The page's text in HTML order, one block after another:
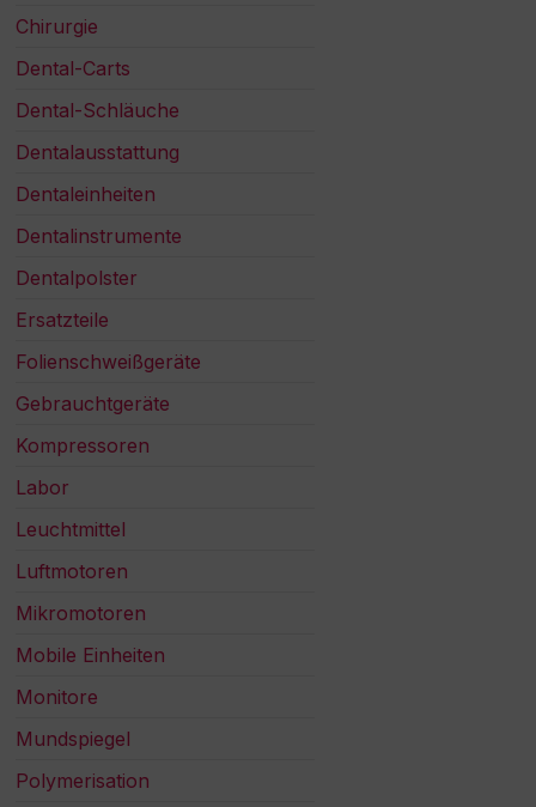
Chirurgie
Dental-Carts
Dental-Schläuche
Dentalausstattung
Dentaleinheiten
Dentalinstrumente
Dentalpolster
Ersatzteile
Folienschweißgeräte
Gebrauchtgeräte
Kompressoren
Labor
Leuchtmittel
Luftmotoren
Mikromotoren
Mobile Einheiten
Monitore
Mundspiegel
Polymerisation